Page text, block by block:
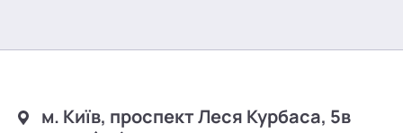
м. Київ, проспект Леся Курбаса, 5в